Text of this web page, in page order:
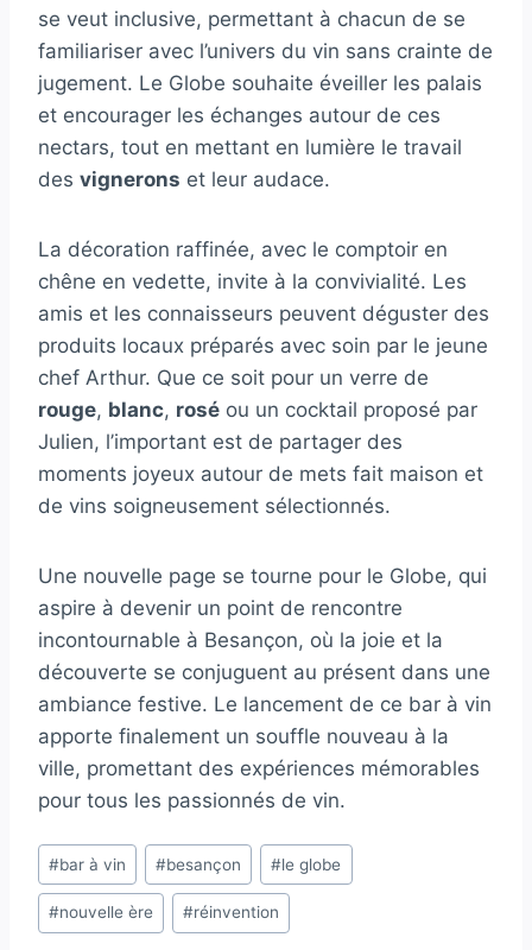
se veut inclusive, permettant à chacun de se
familiariser avec l’univers du vin sans crainte de
jugement. Le Globe souhaite éveiller les palais
et encourager les échanges autour de ces
nectars, tout en mettant en lumière le travail
des vignerons et leur audace.
La décoration raffinée, avec le comptoir en
chêne en vedette, invite à la convivialité. Les
amis et les connaisseurs peuvent déguster des
produits locaux préparés avec soin par le jeune
chef Arthur. Que ce soit pour un verre de
rouge, blanc, rosé ou un cocktail proposé par
Julien, l’important est de partager des
moments joyeux autour de mets fait maison et
de vins soigneusement sélectionnés.
Une nouvelle page se tourne pour le Globe, qui
aspire à devenir un point de rencontre
incontournable à Besançon, où la joie et la
découverte se conjuguent au présent dans une
ambiance festive. Le lancement de ce bar à vin
apporte finalement un souffle nouveau à la
ville, promettant des expériences mémorables
pour tous les passionnés de vin.
Étiquettes
de
la
#bar à vin #besançon #le globe
#nouvelle ère #réinvention